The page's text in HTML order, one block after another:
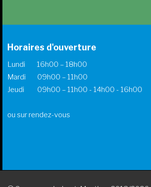
Horaires d'ouverture
Lundi 16h00 – 18h00
Mardi 09h00 – 11h00
Jeudi 09h00 – 11h00 - 14h00 - 16h00
ou sur rendez-vous